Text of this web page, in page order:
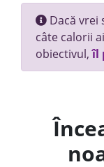
Dacă vrei
câte calorii
obiectivul,îl